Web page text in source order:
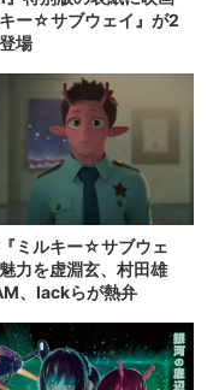
キー☆サブウェイ』が2
場
ミルキー☆サブウェ
力を虚淵玄、村田雄
、lackらが熱弁